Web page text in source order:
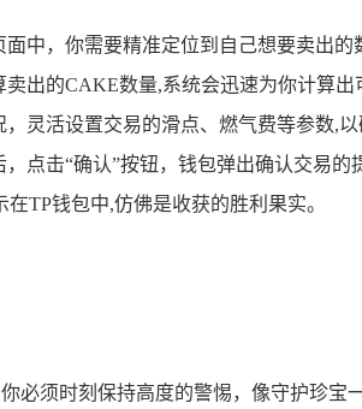
中，你需要精准定位到自己想要卖出
出的CAKE数量,系统会迅速为你计算出
灵活设置交易的滑点、燃气费等参数,以
点击“确认”按钮，钱包弹出确认交易
TP钱包中,仿佛是收获的胜利果实。
必须时刻保持高度的警惕，像守护珍